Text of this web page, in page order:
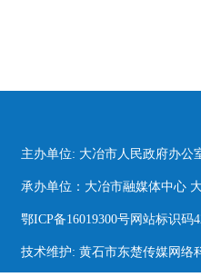
主办单位: 大冶市人民政府办公
承办单位：大冶市融媒体中心
鄂ICP备16019300号网站标识码
技术维护: 黄石市东楚传媒网络